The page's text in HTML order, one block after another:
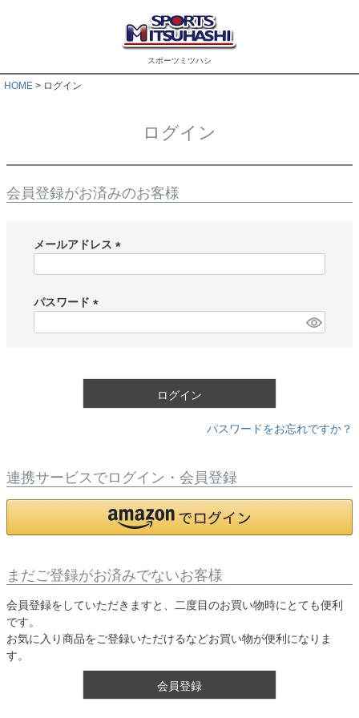
スポーツミツハシ
HOME ログイン
ログイン
会員登録がお済みのお客様
メールアドレス
)
パスワード
ログイン
パスワードをお忘れですか？
連携サービスでログイン・会員登録
まだご登録がお済みでないお客様
会員登録をしていただきますと、二度目のお買い物時にとても便利
です。
お気に入り商品をご登録いただけるなどお買い物が便利になりま
す。
会員登録